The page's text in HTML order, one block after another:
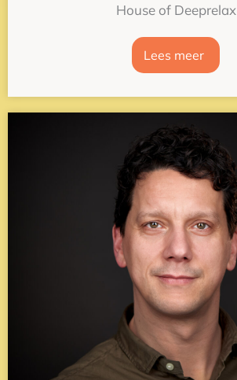
House of Deeprelax
Lees meer